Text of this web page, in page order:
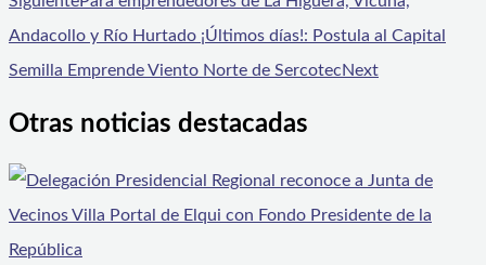
Andacollo y Río Hurtado ¡Últimos días!: Postula al Capital
Semilla Emprende Viento Norte de SercotecNext
Otras noticias destacadas